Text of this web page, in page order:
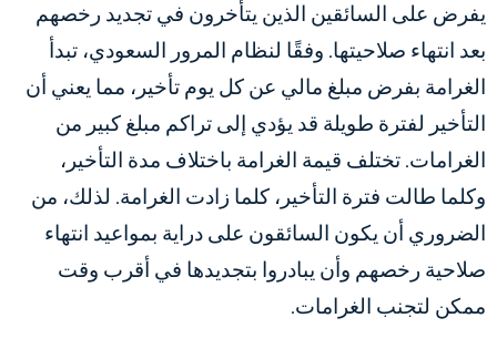
يفرض على السائقين الذين يتأخرون في تجديد رخصهم
بعد انتهاء صلاحيتها. وفقًا لنظام المرور السعودي، تبدأ
الغرامة بفرض مبلغ مالي عن كل يوم تأخير، مما يعني أن
التأخير لفترة طويلة قد يؤدي إلى تراكم مبلغ كبير من
الغرامات. تختلف قيمة الغرامة باختلاف مدة التأخير،
وكلما طالت فترة التأخير، كلما زادت الغرامة. لذلك، من
الضروري أن يكون السائقون على دراية بمواعيد انتهاء
صلاحية رخصهم وأن يبادروا بتجديدها في أقرب وقت
ممكن لتجنب الغرامات.